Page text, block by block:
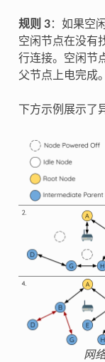
规则 3：如果空
空闲节点在没有
行连接。空闲节
父节点上电完成。
下方示例展示了
网